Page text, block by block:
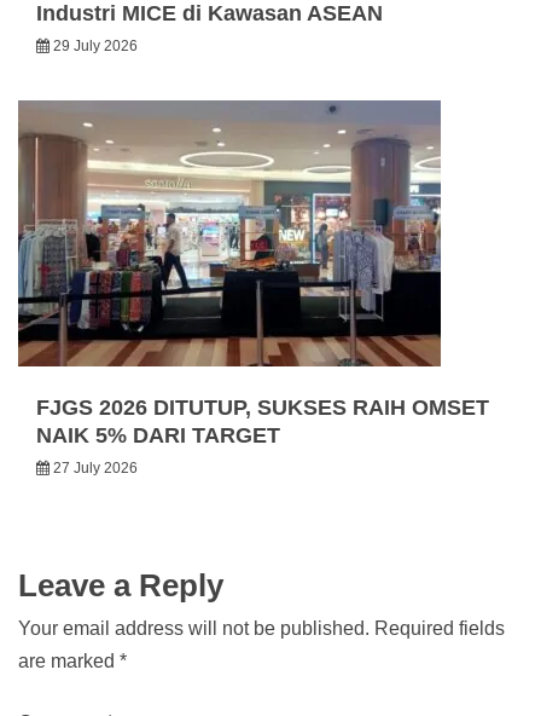
Industri MICE di Kawasan ASEAN
29 July 2026
FJGS 2026 DITUTUP, SUKSES RAIH OMSET
NAIK 5% DARI TARGET
27 July 2026
Leave a Reply
Your email address will not be published. Required fields
are marked *